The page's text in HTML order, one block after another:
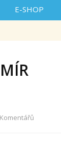
E-SHOP